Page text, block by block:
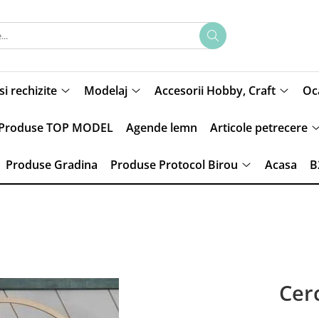
rechizite Modelaj Accesorii Hobby, Craft
TOP MODEL Agende lemn Articole petrecere
Produse Gradina Produse Protocol Birou Acasa